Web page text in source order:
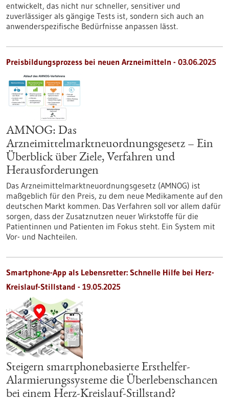
entwickelt, das nicht nur schneller, sensitiver und
zuverlässiger als gängige Tests ist, sondern sich auch an
anwenderspezifische Bedürfnisse anpassen lässt.
Preisbildungsprozess bei neuen Arzneimitteln - 03.06.2025
AMNOG: Das
Arzneimittelmarktneuordnungsgesetz – Ein
Überblick über Ziele, Verfahren und
Herausforderungen
Das Arzneimittelmarktneuordnungsgesetz (AMNOG) ist
maßgeblich für den Preis, zu dem neue Medikamente auf den
deutschen Markt kommen. Das Verfahren soll vor allem dafür
sorgen, dass der Zusatznutzen neuer Wirkstoffe für die
Patientinnen und Patienten im Fokus steht. Ein System mit
Vor- und Nachteilen.
Smartphone-App als Lebensretter: Schnelle Hilfe bei Herz-
Kreislauf-Stillstand - 19.05.2025
Steigern smartphonebasierte Ersthelfer-
Alarmierungssysteme die Überlebenschancen
bei einem Herz-Kreislauf-Stillstand?